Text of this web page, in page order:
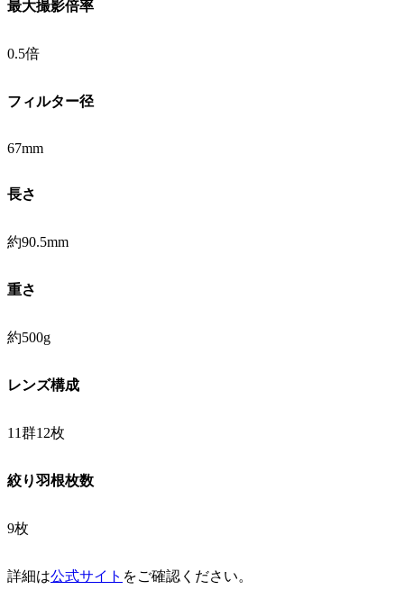
最大撮影倍率
0.5倍
フィルター径
67mm
長さ
約90.5mm
重さ
約500g
レンズ構成
11群12枚
絞り羽根枚数
9枚
詳細は公式サイト をご確認ください。